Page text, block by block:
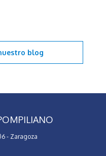
blog
- Zaragoza